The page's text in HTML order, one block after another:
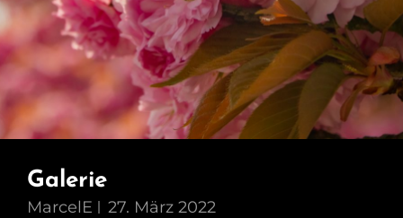
Galerie
MarcelE 27. März 2022